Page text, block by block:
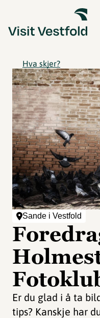
Hva skjer?
Sande i Vestfold
Er du glad i å ta
tips? Kanskje har